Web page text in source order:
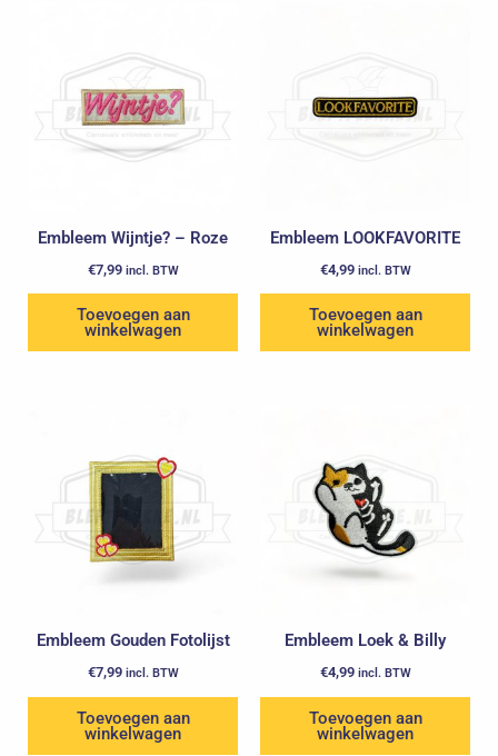
Embleem Wijntje? – Roze
€7,99 incl. BTW
Toevoegen aan
winkelwagen
Embleem LOOKFAVORITE
€4,99 incl. BTW
Toevoegen aan
winkelwagen
Embleem Gouden Fotolijst
€7,99 incl. BTW
Toevoegen aan
winkelwagen
Embleem Loek & Billy
€4,99 incl. BTW
Toevoegen aan
winkelwagen